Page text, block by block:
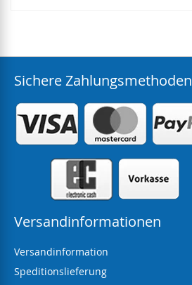
Sichere Zahlungsmethoden
Versandinformationen
Versandinformation
Speditionslieferung